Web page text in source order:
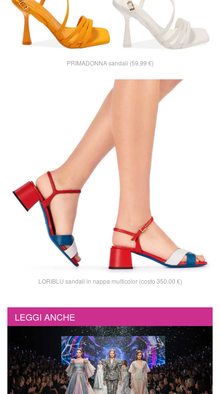
PRIMADONNA sandali (59,99 €)
LORIBLU sandali in nappa multicolor (costo 350,00 €)
LEGGI ANCHE